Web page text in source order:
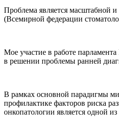
Проблема является масштабной
(Всемирной федерации
Мое участие в работе
в решении проблемы ранней
В рамках основной парадигмы
профилактике факторов риска
онкопатологии является одной